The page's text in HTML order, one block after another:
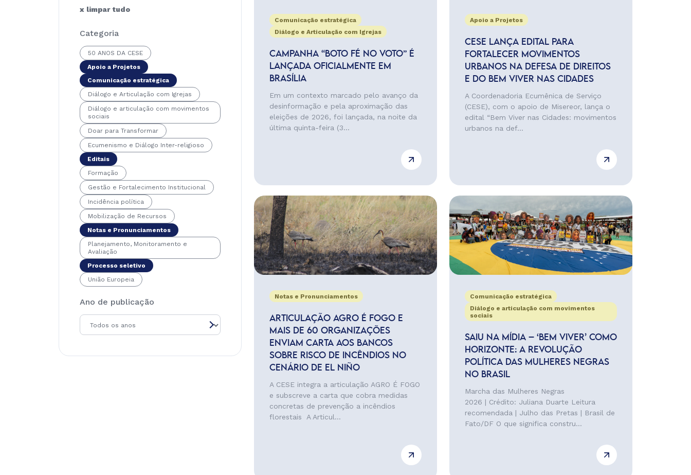
x limpar tudo
Categoria
50 ANOS DA CESE
Apoio a Projetos
Comunicação estratégica
Diálogo e Articulação com Igrejas
Diálogo e articulação com movimentos
sociais
Doar para Transformar
Ecumenismo e Diálogo Inter-religioso
Editais
Formação
Gestão e Fortalecimento Institucional
Incidência política
Mobilização de Recursos
Notas e Pronunciamentos
Planejamento, Monitoramento e
Avaliação
Processo seletivo
União Europeia
Ano de publicação
Comunicação estratégica
Diálogo e Articulação com Igrejas
CAMPANHA “BOTO FÉ NO VOTO” É
LANÇADA OFICIALMENTE EM
BRASÍLIA
Em um contexto marcado pelo avanço da
desinformação e pela aproximação das
eleições de 2026, foi lançada, na noite da
última quinta-feira (3...
Apoio a Projetos
CESE LANÇA EDITAL PARA
FORTALECER MOVIMENTOS
URBANOS NA DEFESA DE DIREITOS
E DO BEM VIVER NAS CIDADES
A Coordenadoria Ecumênica de Serviço
(CESE), com o apoio de Misereor, lança o
edital “Bem Viver nas Cidades: movimentos
urbanos na def...
Notas e Pronunciamentos
ARTICULAÇÃO AGRO É FOGO E
MAIS DE 60 ORGANIZAÇÕES
ENVIAM CARTA AOS BANCOS
SOBRE RISCO DE INCÊNDIOS NO
CENÁRIO DE EL NIÑO
A CESE integra a articulação AGRO É FOGO
e subscreve a carta que cobra medidas
concretas de prevenção a incêndios
florestais A Articul...
Comunicação estratégica
Diálogo e articulação com movimentos
sociais
SAIU NA MÍDIA – ‘BEM VIVER’ COMO
HORIZONTE: A REVOLUÇÃO
POLÍTICA DAS MULHERES NEGRAS
NO BRASIL
Marcha das Mulheres Negras
2026 | Crédito: Juliana Duarte Leitura
recomendada | Julho das Pretas | Brasil de
Fato/DF O que significa constru...